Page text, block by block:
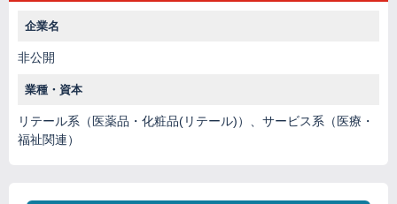
企業名
非公開
業種・資本
リテール系（医薬品・化粧品(リテール)）、サービス系（医療・
福祉関連）